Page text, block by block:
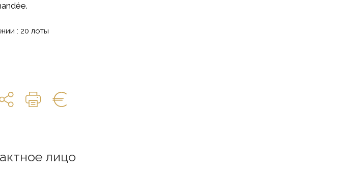
: 20 лоты
лицо